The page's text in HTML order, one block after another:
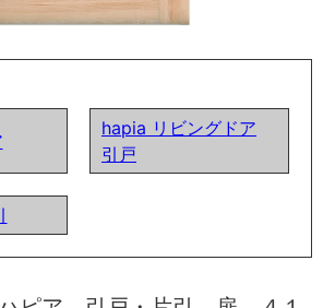
hapia リビングドア
引戸